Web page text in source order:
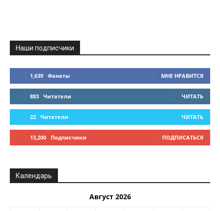
Наши подписчики
1,639 Фанаты МНЕ НРАВИТСЯ
883 Читатели ЧИТАТЬ
22 Читатели ЧИТАТЬ
13,200 Подписчики ПОДПИСАТЬСЯ
Календарь
Август 2026